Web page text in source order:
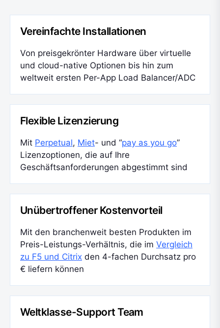
Vereinfachte Installationen
Von preisgekrönter Hardware über virtuelle
und cloud-native Optionen bis hin zum
weltweit ersten Per-App Load Balancer/ADC
Flexible Lizenzierung
Mit Perpetual, Miet- und “pay as you go”
Lizenzoptionen, die auf Ihre
Geschäftsanforderungen abgestimmt sind
Unübertroffener Kostenvorteil
Mit den branchenweit besten Produkten im
Preis-Leistungs-Verhältnis, die im Vergleich
zu F5 und Citrix den 4-fachen Durchsatz pro
€ liefern können
Weltklasse-Support Team